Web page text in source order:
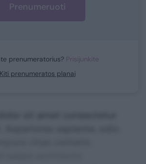
Prenumeruoti
prenumeratorius? Prisijunkite
Kiti prenumeratos planai